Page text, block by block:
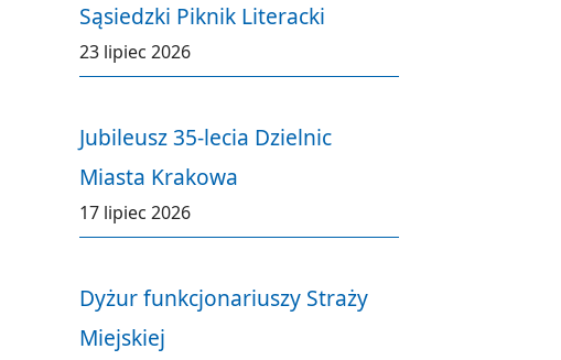
Sąsiedzki Piknik Literacki
23 lipiec 2026
Jubileusz 35-lecia Dzielnic
Miasta Krakowa
17 lipiec 2026
Dyżur funkcjonariuszy Straży
Miejskiej